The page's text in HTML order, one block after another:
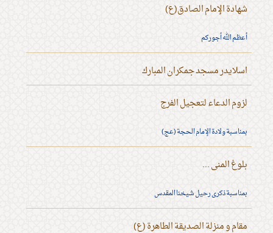
شهادة الإمام الصادق(ع)
أعظم الله أجوركم
اسلايدر مسجد جمكران المبارك
لزوم الدعاء لتعجيل الفرج
بمناسبة ولادة الإمام الحجة (عج)
بلوغ المنى ...
بمناسبة ذكرى رحيل شيخنا المقدس
مقام و منزلة الصديقة الطاهرة (ع)